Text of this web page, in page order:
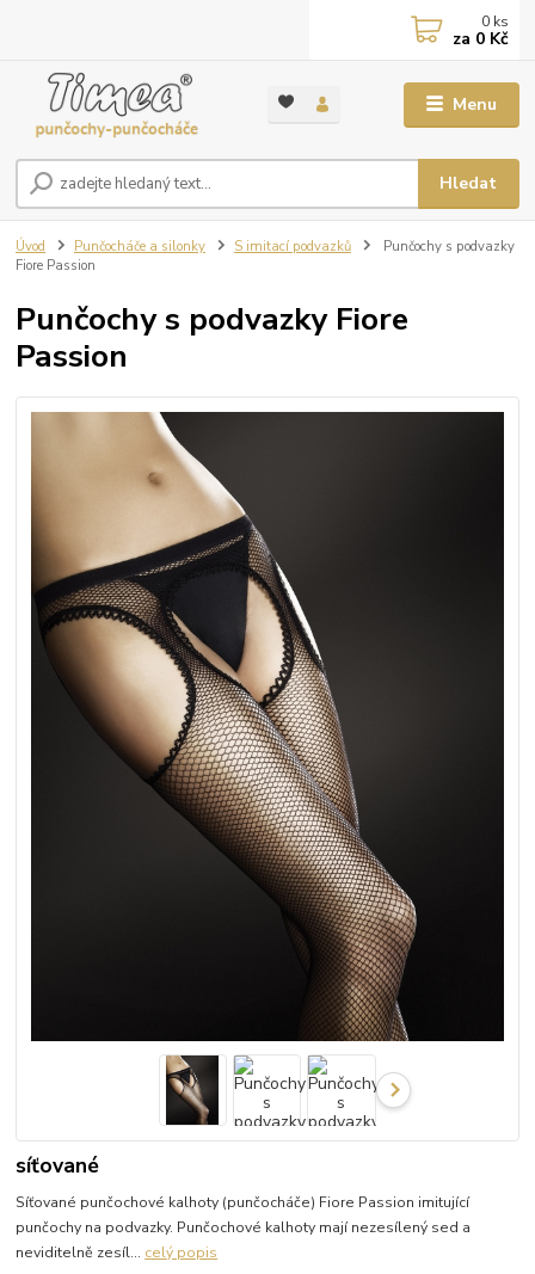
Menu
Hledat
0 ks
za 0 Kč
Úvod Punčocháče a silonky S imitací podvazků
Punčochy s podvazky
Fiore Passion
Punčochy s podvazky Fiore
Passion
síťované
Síťované punčochové kalhoty (punčocháče) Fiore Passion imitující
punčochy na podvazky. Punčochové kalhoty mají nezesílený sed a
neviditelně zesíl... celý popis